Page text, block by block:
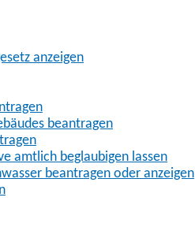
anzeigen
beantragen
amtlich beglaubigen lassen
beantragen oder anzeigen